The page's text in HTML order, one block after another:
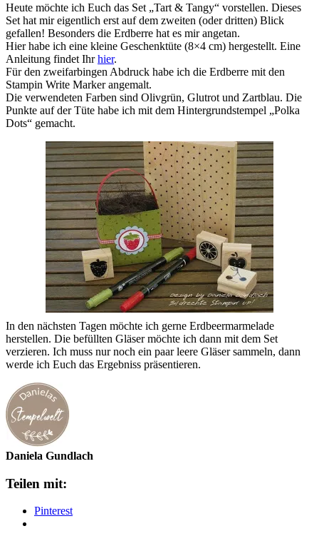
Heute möchte ich Euch das Set „Tart & Tangy“ vorstellen. Dieses
Set hat mir eigentlich erst auf dem zweiten (oder dritten) Blick
gefallen! Besonders die Erdberre hat es mir angetan.
Hier habe ich eine kleine Geschenktüte (8×4 cm) hergestellt. Eine
Anleitung findet Ihrhier.
Für den zweifarbingen Abdruck habe ich die Erdberre mit den
Stampin Write Marker angemalt.
Die verwendeten Farben sind Olivgrün, Glutrot und Zartblau. Die
Punkte auf der Tüte habe ich mit dem Hintergrundstempel „Polka
Dots“ gemacht.
In den nächsten Tagen möchte ich gerne Erdbeermarmelade
herstellen. Die befüllten Gläser möchte ich dann mit dem Set
verzieren. Ich muss nur noch ein paar leere Gläser sammeln, dann
werde ich Euch das Ergebniss präsentieren.
Daniela Gundlach
Teilen mit:
Pinterest